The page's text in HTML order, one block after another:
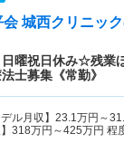
の方でも、通院するの
は訪問診療に切り替え
居宅介護支援事業所
城西クリニック
日曜祝日休み☆残業
士募集《常勤》
デル月収】 23.1 万円～
318万円～425万円 程